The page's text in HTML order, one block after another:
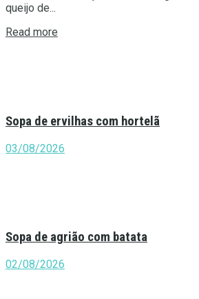
queijo de...
Read more
Sopa de ervilhas com hortelã
03/08/2026
Sopa de agrião com batata
02/08/2026